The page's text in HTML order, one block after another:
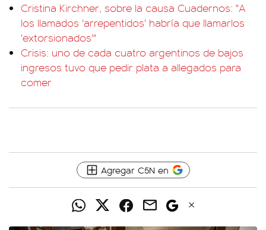
Cristina Kirchner, sobre la causa Cuadernos: "A
los llamados 'arrepentidos' habría que llamarlos
'extorsionados'"
Crisis: uno de cada cuatro argentinos de bajos
ingresos tuvo que pedir plata a allegados para
comer
Agregar C5N en